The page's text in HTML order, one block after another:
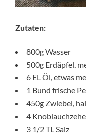
Zutaten:
800g Wasser
500g Erdäpfel,
6 EL Öl, etwas
1 Bund frische
450g Zwiebel,
4
3 1/2 TL Salz